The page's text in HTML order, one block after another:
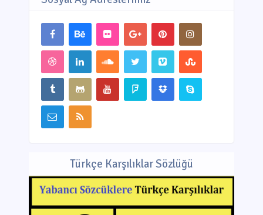
Türkçe Karşılıklar Sözlüğü